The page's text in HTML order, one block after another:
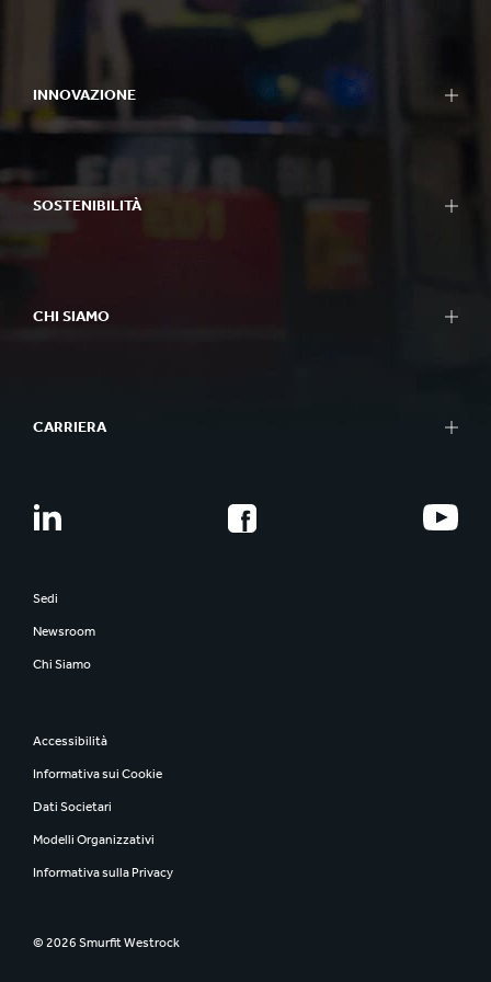
INNOVAZIONE
SOSTENIBILITÀ
CHI SIAMO
CARRIERA
Sedi
Newsroom
Chi Siamo
Accessibilità
Informativa sui Cookie
Dati Societari
Modelli Organizzativi
Informativa sulla Privacy
© 2026 Smurfit Westrock